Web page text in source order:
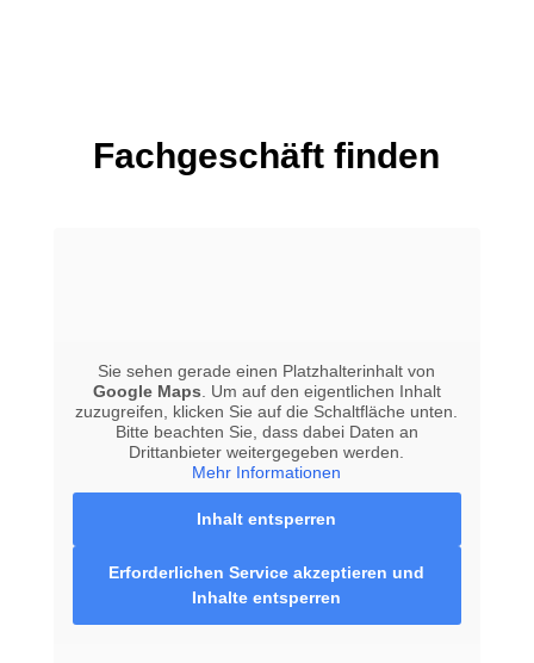
Fachgeschäft finden
Sie sehen gerade einen Platzhalterinhalt von
Google Maps . Um auf den eigentlichen Inhalt
zuzugreifen, klicken Sie auf die Schaltfläche unten.
Bitte beachten Sie, dass dabei Daten an
Drittanbieter weitergegeben werden.
Mehr Informationen
Inhalt entsperren
Erforderlichen Service akzeptieren und
Inhalte entsperren